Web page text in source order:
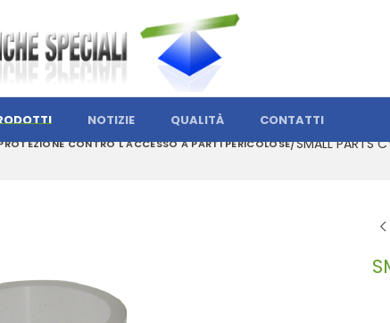
NOTIZIE QUALITÀ CONTATTI
CONTRO L'ACCESSO A PARTI PERICOLOSE SMALL PARTS